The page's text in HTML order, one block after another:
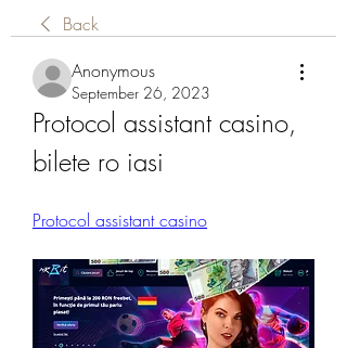
Back
Anonymous
September 26, 2023
Protocol assistant casino,
bilete ro iasi
Protocol assistant casino